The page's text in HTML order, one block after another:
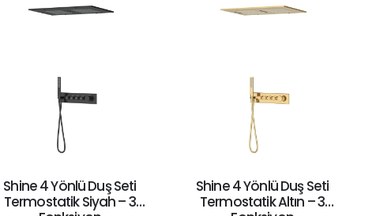
Shine 4 Yönlü Duş Seti
Termostatik Siyah – 3
Shine 4 Yönlü Duş Seti
Termostatik Altın – 3